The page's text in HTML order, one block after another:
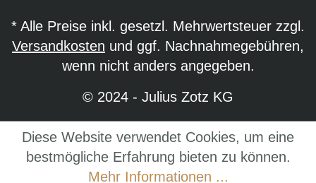
* Alle Preise inkl. gesetzl. Mehrwertsteuer zzgl.
Versandkosten und ggf. Nachnahmegebühren,
wenn nicht anders angegeben.
© 2024 - Julius Zotz KG
Diese Website verwendet Cookies, um eine
bestmögliche Erfahrung bieten zu können.
Mehr Informationen ...